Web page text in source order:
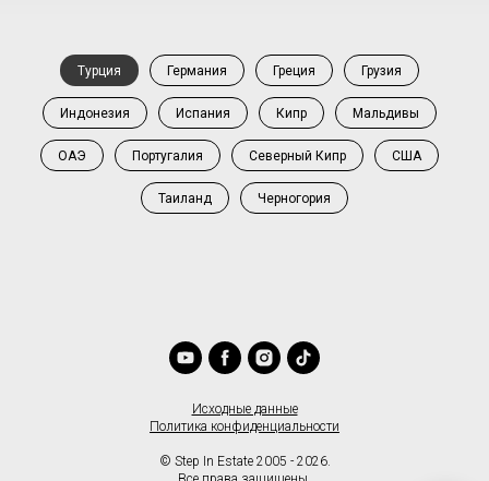
Турция Германия Греция Грузия
Индонезия Испания Кипр Мальдивы
ОАЭ Португалия Северный Кипр США
Таиланд Черногория
Исходные данные
Политика конфиденциальности
© Step In Estate 2005 - 2026.